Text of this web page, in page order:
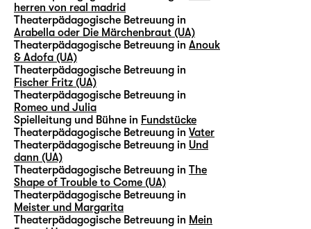
herren von real madrid
Theaterpädagogische Betreuung in
Arabella oder Die Märchenbraut (UA)
Theaterpädagogische Betreuung in Anouk
& Adofa (UA)
Theaterpädagogische Betreuung in
Fischer Fritz (UA)
Theaterpädagogische Betreuung in
Romeo und Julia
Spielleitung und Bühne in Fundstücke
Theaterpädagogische Betreuung in Vater
Theaterpädagogische Betreuung in Und
dann (UA)
Theaterpädagogische Betreuung in The
Shape of Trouble to Come (UA)
Theaterpädagogische Betreuung in
Meister und Margarita
Theaterpädagogische Betreuung in Mein